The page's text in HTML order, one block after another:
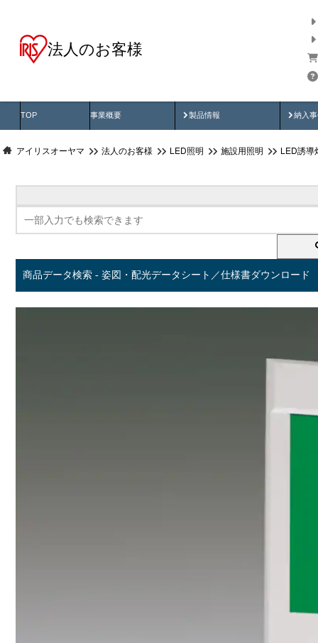
法人のお客様
TOP 事業概要 製品情報
製品動画 納入
納
アイリスオーヤマ 法人のお客様 LED照明 施設用照明 LED誘導
商品データ検索 - 姿図・配光データシート／仕様書ダウンロード